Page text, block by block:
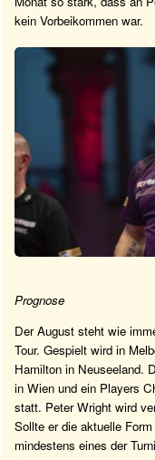
kein Vorbeikommen war.
Prognose
Der August steht wie
Tour. Gespielt wird in
Hamilton in Neuseeland.
in Wien und ein Players
statt. Peter Wright wird
Sollte er die aktuelle
mindestens eines der